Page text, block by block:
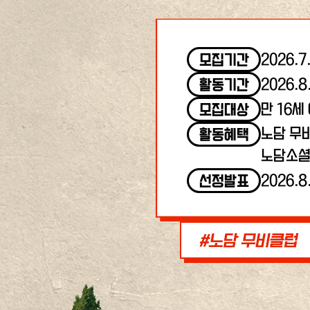
모집기간
활동기간
모집대상
만 16세
활동혜택
노담 무
노담소
선정발표